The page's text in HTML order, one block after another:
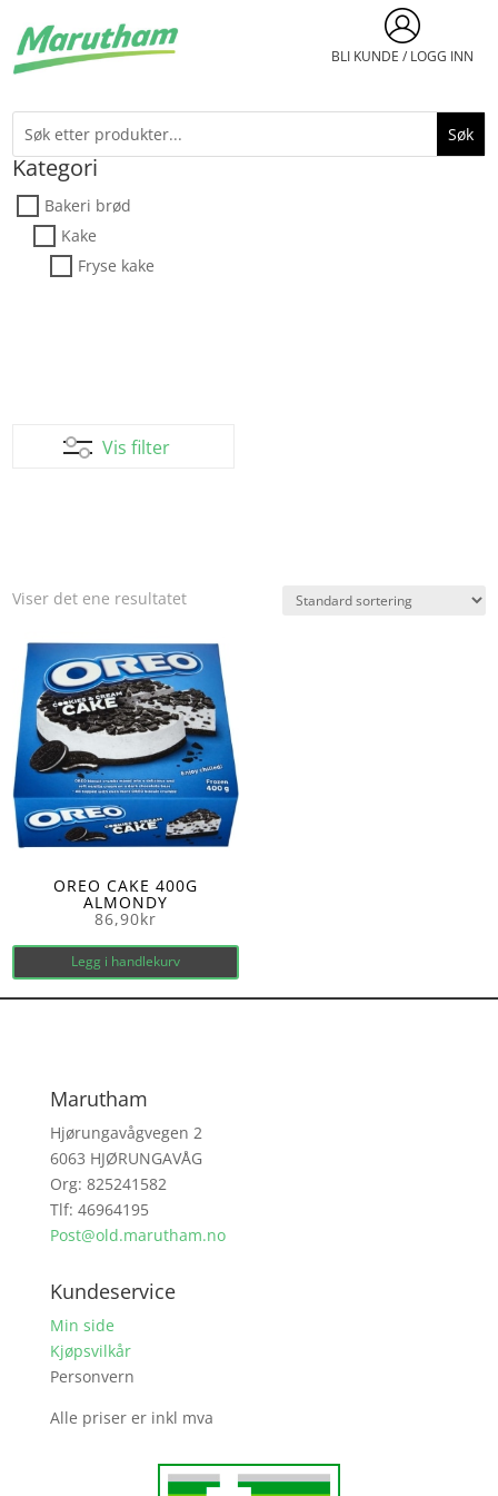
BLI KUNDE / LOGG INN
Kategori
Bakeri brød
Kake
Fryse kake
Vis filter
Viser det ene resultatet
OREO CAKE 400G
ALMONDY
86,90kr
Legg i handlekurv
Marutham
Hjørungavågvegen 2
6063 HJØRUNGAVÅG
Org: 825241582
Tlf: 46964195
Post@old.marutham.no
Kundeservice
Min side
Kjøpsvilkår
Personvern
Alle priser er inkl mva